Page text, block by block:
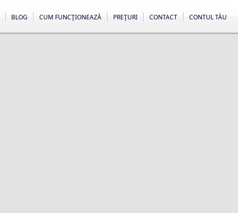
CONTUL TĂU
CONTACT
PREŢURI
CUM FUNCŢIONEAZĂ
BLOG